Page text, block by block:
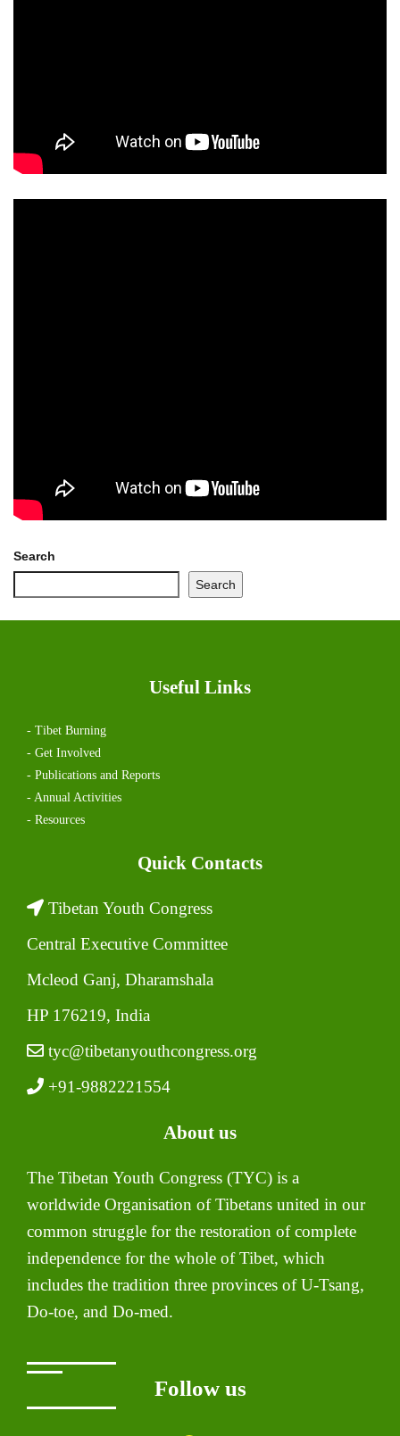
Search
Search
Useful Links
- Tibet Burning
- Get Involved
- Publications and Reports
- Annual Activities
- Resources
Quick Contacts
Tibetan Youth Congress
Central Executive Committee
Mcleod Ganj, Dharamshala
HP 176219, India
tyc@tibetanyouthcongress.org
+91-9882221554
About us
The Tibetan Youth Congress (TYC) is a
worldwide Organisation of Tibetans united in our
common struggle for the restoration of complete
independence for the whole of Tibet, which
includes the tradition three provinces of U-Tsang,
Do-toe, and Do-med.
Follow us